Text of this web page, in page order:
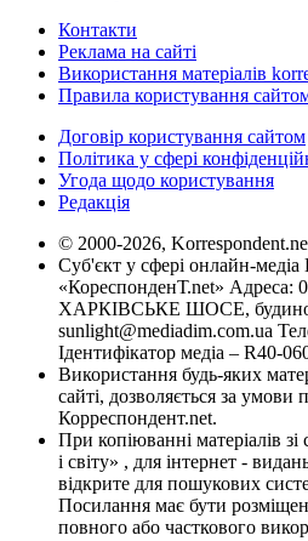
Контакти
Реклама на сайті
Використання матеріалів
Правила користування
Договір користування сайтом
Політика у сфері
Угода щодо користування
Редакція
© 2000-2026,
Суб'єкт у сфері онлайн-
«КореспонденТ.net» Адреса:
ХАРКІВСЬКЕ ШОСЕ,
sunlight@mediadim.com.ua
Ідентифікатор медіа – R40-
Використання будь-яких
сайті, дозволяється за умови
Корреспондент.net.
При копіюванні матеріалів
і світу» , для інтернет -
відкрите для пошукових
Посилання має бути
повного або часткового